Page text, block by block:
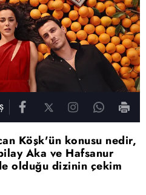
Köşk'ün konusu nedir,
Aka ve Hafsanur
olduğu dizinin çekim